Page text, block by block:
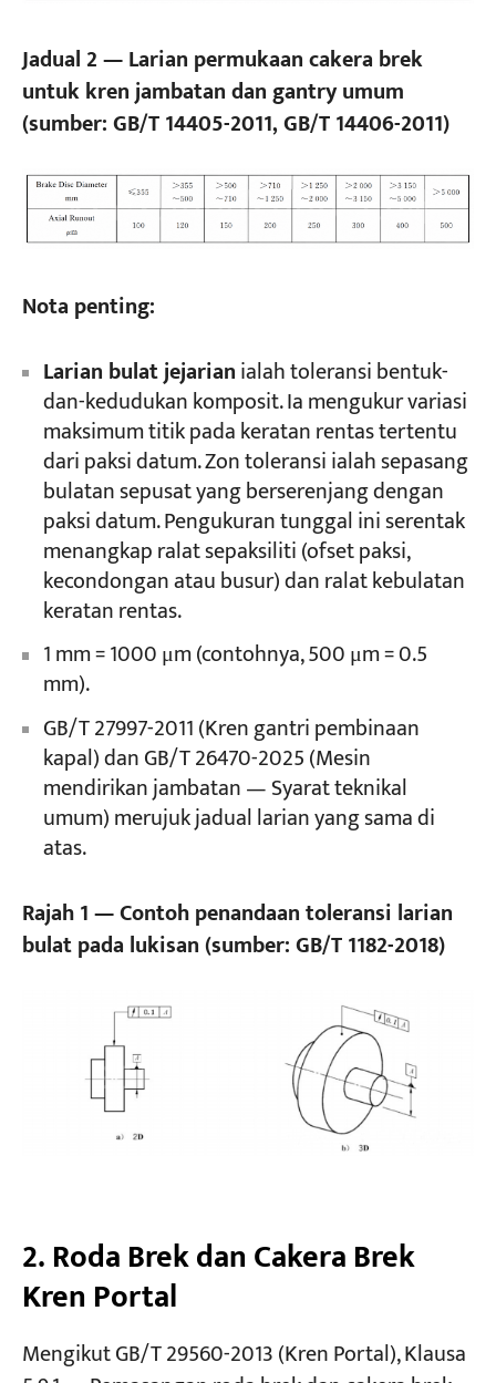
Jadual 2 — Larian permukaan cakera brek
untuk kren jambatan dan gantry umum
(sumber: GB/T 14405-2011, GB/T 14406-2011)
Nota penting:
Larian bulat jejarianialah toleransi bentuk-
dan-kedudukan komposit. Ia mengukur variasi
maksimum titik pada keratan rentas tertentu
dari paksi datum. Zon toleransi ialah sepasang
bulatan sepusat yang berserenjang dengan
paksi datum. Pengukuran tunggal ini serentak
menangkap ralat sepaksiliti (ofset paksi,
kecondongan atau busur) dan ralat kebulatan
keratan rentas.
1 mm = 1000 μm (contohnya, 500 μm = 0.5
mm).
GB/T 27997-2011 (Kren gantri pembinaan
kapal) dan GB/T 26470-2025 (Mesin
mendirikan jambatan — Syarat teknikal
umum) merujuk jadual larian yang sama di
atas.
Rajah 1 — Contoh penandaan toleransi larian
bulat pada lukisan (sumber: GB/T 1182-2018)
2. Roda Brek dan Cakera Brek
Kren Portal
Mengikut GB/T 29560-2013 (Kren Portal), Klausa